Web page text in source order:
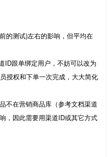
的测试)左右的影响，但平均在
ID跟单绑定用户，不妨可以改为
授权和下单一次完成，大大简化
不在营销商品库（参考文档渠道
，因此需要用渠道ID或其它方式